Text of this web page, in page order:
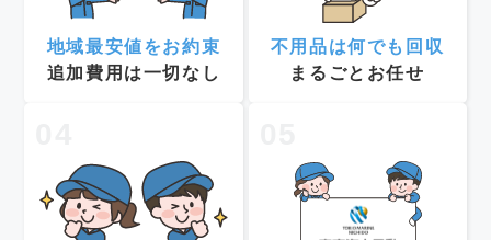
地域最安値をお約束
追加費用は一切なし
不用品は何でも回収
まるごとお任せ